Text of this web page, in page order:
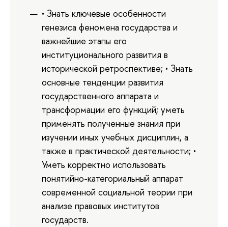
• Знать ключевые особенности
генезиса феномена государства и
важнейшие этапы его
институционального развития в
исторической ретроспективе; • Знать
основные тенденции развития
государственного аппарата и
трансформации его функций; уметь
применять полученные знания при
изучении иных учебных дисциплин, а
также в практической деятельности; •
Уметь корректно использовать
понятийно-категориальный аппарат
современной социальной теории при
анализе правовых институтов
государств.